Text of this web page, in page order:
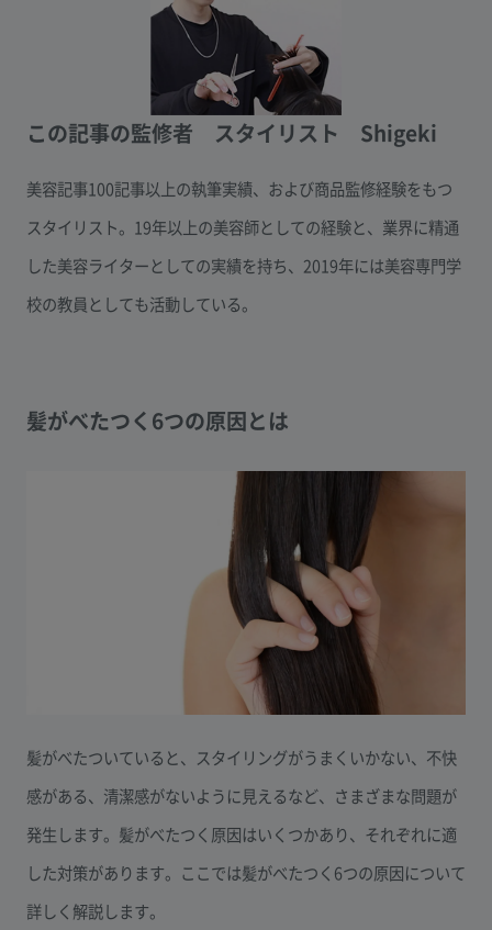
この記事の監修者 スタイリスト Shigeki
美容記事100記事以上の執筆実績、および商品監修経験をもつ
スタイリスト。19年以上の美容師としての経験と、業界に精通
した美容ライターとしての実績を持ち、2019年には美容専門学
校の教員としても活動している。
髪がべたつく6つの原因とは
髪がべたついていると、スタイリングがうまくいかない、不快
感がある、清潔感がないように見えるなど、さまざまな問題が
発生します。髪がべたつく原因はいくつかあり、それぞれに適
した対策があります。ここでは髪がべたつく6つの原因について
詳しく解説します。